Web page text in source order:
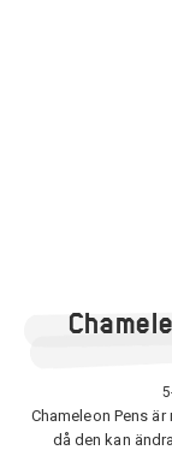
Chameleon Pens
då den kan